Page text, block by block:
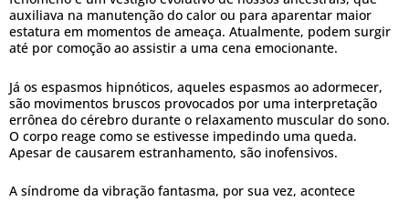
auxiliava na manutenção do calor ou para aparentar maior
estatura em momentos de ameaça. Atualmente, podem surgir
até por comoção ao assistir a uma cena emocionante.
Já os espasmos hipnóticos, aqueles espasmos ao adormecer,
são movimentos bruscos provocados por uma interpretação
errônea do cérebro durante o relaxamento muscular do sono.
O corpo reage como se estivesse impedindo uma queda.
Apesar de causarem estranhamento, são inofensivos.
A síndrome da vibração fantasma, por sua vez, acontece